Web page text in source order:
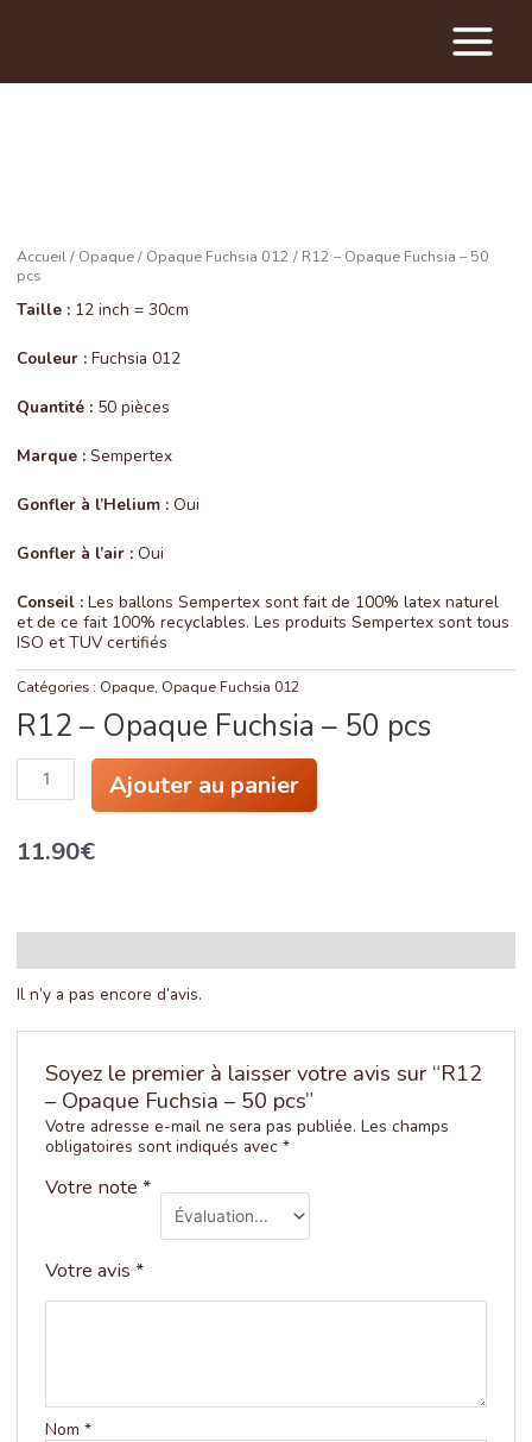
Main
Menu
Accueil/ Opaque/ Opaque Fuchsia 012 / R12 – Opaque Fuchsia – 50
pcs
Taille : 12 inch = 30cm
Couleur : Fuchsia 012
Quantité : 50 pièces
Marque : Sempertex
Gonfler à l’Helium : Oui
Gonfler à l’air : Oui
Conseil : Les ballons Sempertex sont fait de 100% latex naturel
et de ce fait 100% recyclables. Les produits Sempertex sont tous
ISO et TUV certifiés
Catégories : Opaque, Opaque Fuchsia 012
R12 – Opaque Fuchsia – 50 pcs
quantité
Opaque
pcs
Ajouter au panier
11.90€
Il n’y a pas encore d’avis.
Soyez le premier à laisser votre avis sur “R12
– Opaque Fuchsia – 50 pcs”
Votre adresse e-mail ne sera pas publiée. Les champs
obligatoires sont indiqués avec *
Votre note *
Votre avis *
Nom *